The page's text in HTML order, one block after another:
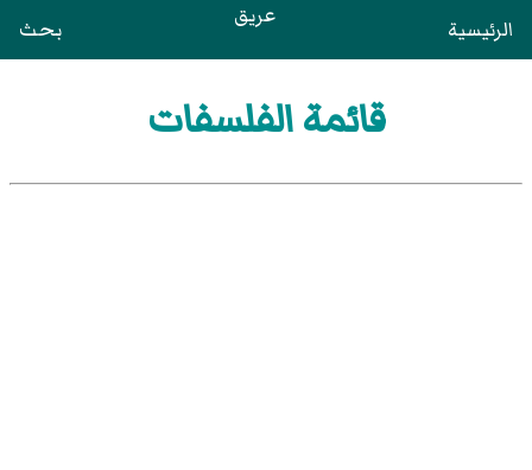
الرئيسية عريق بحث
قائمة الفلسفات